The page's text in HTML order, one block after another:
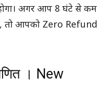
अगर आप 8 घंटे से कम
तो आपको Zero Refund
। New